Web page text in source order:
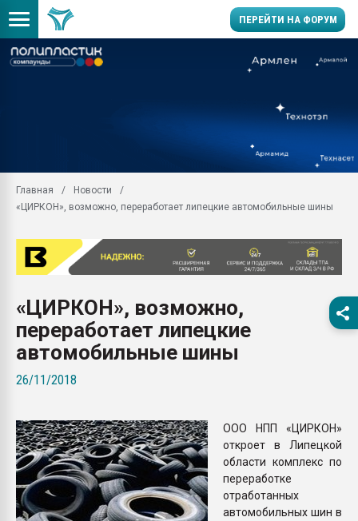
ПЕРЕЙТИ НА ФОРУМ
Вакуум-формовочные
ближайшее
28.07.2026
Всё, что касается
бутылок
Материал
вакуумного
Главная
Новости
«ЦИРКОН», возможно, переработает липецкие автомобильные шины
«ЦИРКОН», возможно,
переработает липецкие
автомобильные шины
26/11/2018
ООО НПП «ЦИРКОН»
откроет в Липецкой
области комплекс по
переработке
отработанных
автомобильных шин в